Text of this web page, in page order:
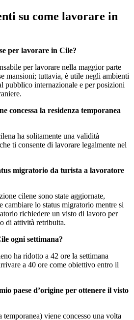
su come lavorare in
per lavorare in Cile?
per lavorare nella maggior parte
mansioni; tuttavia, è utile negli ambienti
pubblico internazionale e per posizioni
concessa la residenza temporanea
ha solitamente una validità
ti consente di lavorare legalmente nel
migratorio da turista a lavoratore
cilene sono state aggiornate,
cambiare lo status migratorio mentre si
richiedere un visto di lavoro per
di attività retribuita.
ogni settimana?
ha ridotto a 42 ore la settimana
a 40 ore come obiettivo entro il
paese d’origine per ottenere il visto
viene concesso una volta